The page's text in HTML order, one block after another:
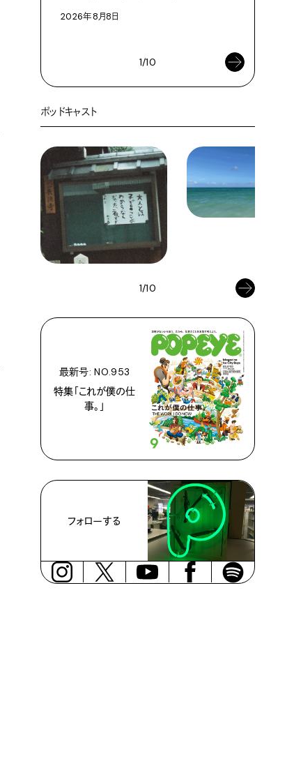
2026年8月8日
1/10
ポッドキャスト
1/10
最新号: NO.953
特集「これが僕の仕
事。」
フォローする